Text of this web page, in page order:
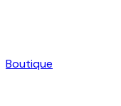
Boutique